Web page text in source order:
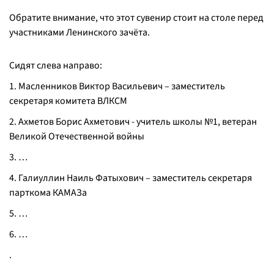
Обратите внимание, что этот сувенир стоит на столе перед
участниками Ленинского зачёта.
Сидят слева направо:
1. Масленников Виктор Васильевич – заместитель
секретаря комитета ВЛКСМ
2. Ахметов Борис Ахметович - учитель школы №1, ветеран
Великой Отечественной войны
3. …
4. Галиуллин Наиль Фатыхович – заместитель секретаря
парткома КАМАЗа
5. …
6. …
.